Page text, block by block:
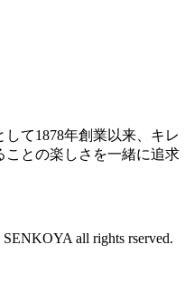
て1878年創業以来、キレ
ことの楽しさを一緒に追求
SENKOYA all rights rserved.